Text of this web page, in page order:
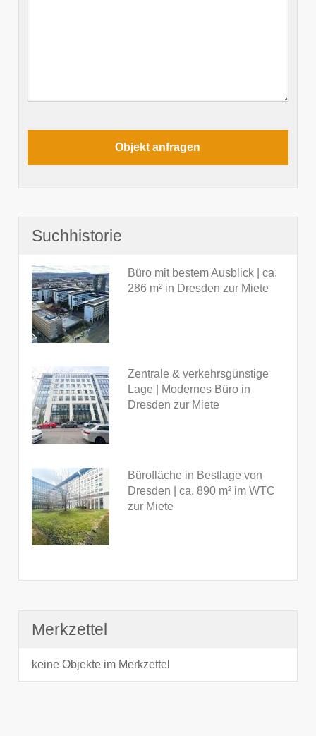
Suchhistorie
Büro mit bestem Ausblick | ca.
286 m² in Dresden zur Miete
Zentrale & verkehrsgünstige
Lage | Modernes Büro in
Dresden zur Miete
Bürofläche in Bestlage von
Dresden | ca. 890 m² im WTC
zur Miete
Merkzettel
keine Objekte im Merkzettel